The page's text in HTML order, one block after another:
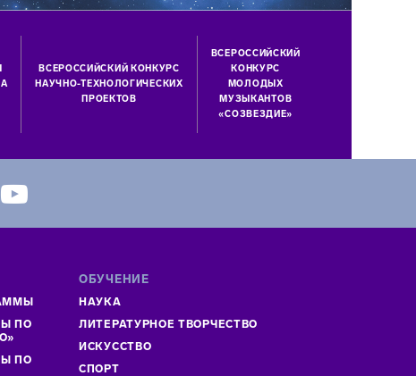
ВСЕРОССИЙСКИЙ КОНКУРС
НАУЧНО-ТЕХНОЛОГИЧЕСКИХ
ПРОЕКТОВ
ВСЕРОССИЙСКИЙ
КОНКУРС
МОЛОДЫХ
МУЗЫКАНТОВ
«СОЗВЕЗДИЕ»
ПО
ПО
ОБУЧЕНИЕ
НАУКА
ЛИТЕРАТУРНОЕ ТВОРЧЕСТВО
ИСКУСCТВО
СПОРТ